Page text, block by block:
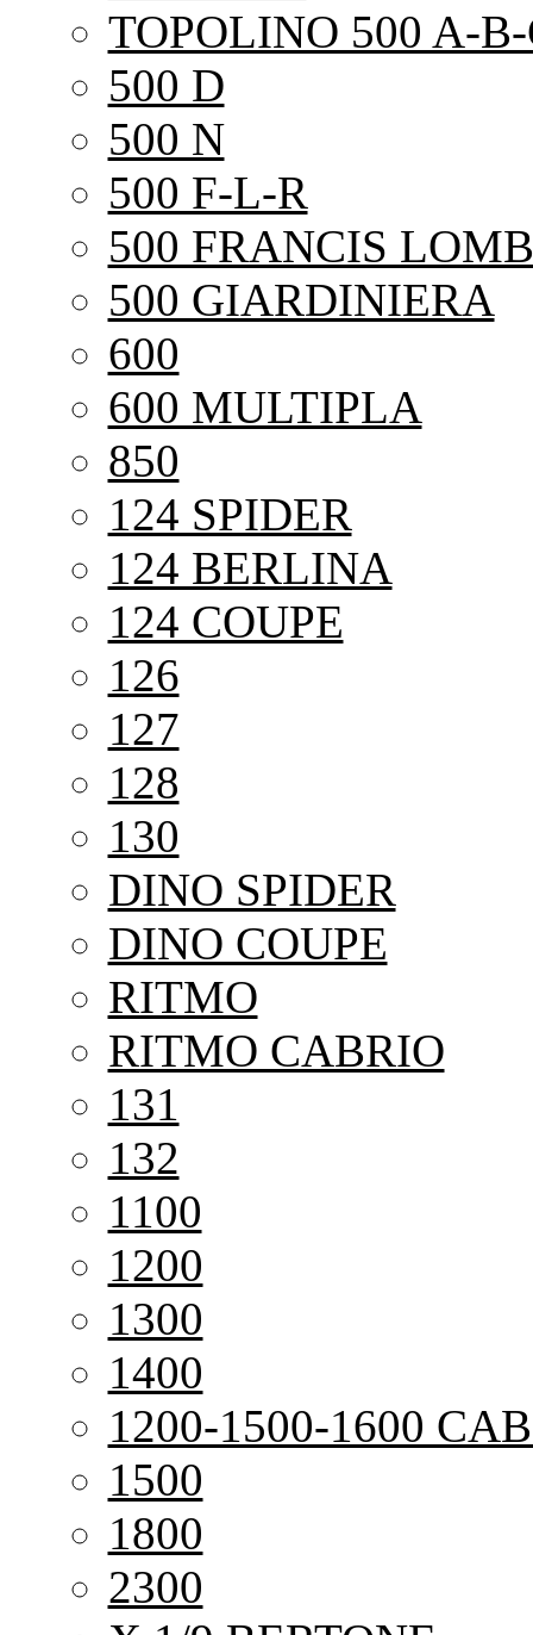
TOPOLINO 500 A-
500 D
500 N
500 F-L-R
500 FRANCIS
500 GIARDINIERA
600
600 MULTIPLA
850
124 SPIDER
124 BERLINA
124 COUPE
126
127
128
130
DINO SPIDER
DINO COUPE
RITMO
RITMO CABRIO
131
132
1100
1200
1300
1400
1200-1500-1600
1500
1800
2300